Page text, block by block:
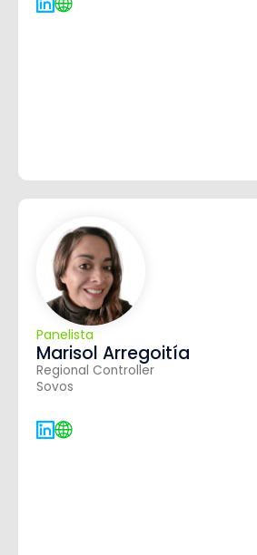
Panelista
Marisol Arregoitía
Regional Controller
Sovos